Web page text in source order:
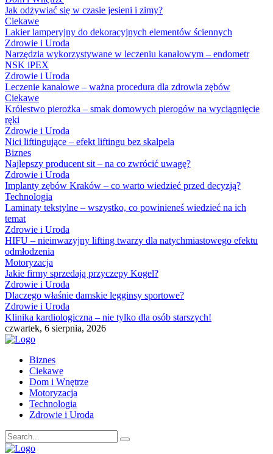
Jak odżywiać się w czasie jesieni i zimy?
Ciekawe
Lakier lamperyjny do dekoracyjnych elementów ściennych
Zdrowie i Uroda
Narzędzia wykorzystywane w leczeniu kanałowym – endometr
NSK iPEX
Zdrowie i Uroda
Leczenie kanałowe – ważna procedura dla zdrowia zębów
Ciekawe
Królestwo pierożka – smak domowych pierogów na wyciągnięcie
ręki
Zdrowie i Uroda
Nici liftingujące – efekt liftingu bez skalpela
Biznes
Najlepszy producent sit – na co zwrócić uwagę?
Zdrowie i Uroda
Implanty zębów Kraków – co warto wiedzieć przed decyzją?
Technologia
Laminaty tekstylne – wszystko, co powinieneś wiedzieć na ich
temat
Zdrowie i Uroda
HIFU – nieinwazyjny lifting twarzy dla natychmiastowego efektu
odmłodzenia
Motoryzacja
Jakie firmy sprzedają przyczepy Kogel?
Zdrowie i Uroda
Dlaczego właśnie damskie legginsy sportowe?
Zdrowie i Uroda
Klinika kardiologiczna – nie tylko dla osób starszych!
czwartek, 6 sierpnia, 2026
Biznes
Ciekawe
Dom i Wnętrze
Motoryzacja
Technologia
Zdrowie i Uroda